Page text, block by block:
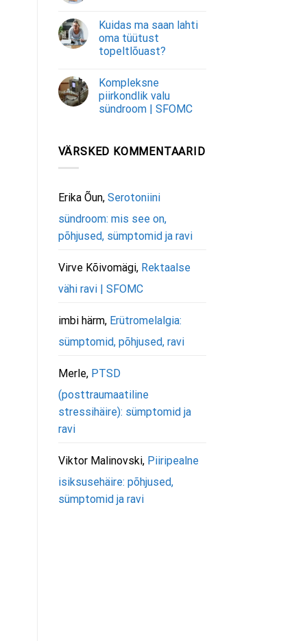
Kuidas ma saan lahti
oma tüütust
topeltlõuast?
Kompleksne
piirkondlik valu
sündroom | SFOMC
VÄRSKED KOMMENTAARID
Erika Õun, Serotoniini
sündroom: mis see on,
põhjused, sümptomid ja ravi
Virve Kõivomägi, Rektaalse
vähi ravi | SFOMC
imbi härm, Erütromelalgia:
sümptomid, põhjused, ravi
Merle, PTSD
(posttraumaatiline
stressihäire): sümptomid ja
ravi
Viktor Malinovski, Piiripealne
isiksusehäire: põhjused,
sümptomid ja ravi